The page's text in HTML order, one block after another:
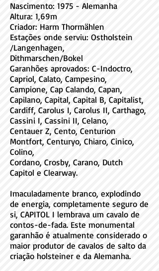
Nascimento: 1975 - Alemanha
Altura: 1,69m
Criador: Harm Thormählen
Estações onde serviu: Ostholstein
/Langenhagen,
Dithmarschen/Bokel
Garanhões aprovados: C-Indoctro,
Capriol, Calato, Campesino,
Campione, Cap Calando, Capan,
Capilano, Capital, Capital B, Capitalist,
Cardiff, Carolus I, Carolus II, Carthago,
Cassini I, Cassini II, Celano,
Centauer Z, Cento, Centurion
Montfort, Centuryo, Chiaro, Cinico,
Colino,
Cordano, Crosby, Carano, Dutch
Capitol e Clearway.
Imaculadamente branco, explodindo
de energia, completamente seguro de
si, CAPITOL I lembrava um cavalo de
contos-de-fada. Este monumental
garanhão é atualmente considerado o
maior produtor de cavalos de salto da
criação holsteiner e da Alemanha.